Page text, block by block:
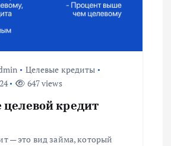
Целевые кредиты
647 views
целевой кредит
— это вид займа, который